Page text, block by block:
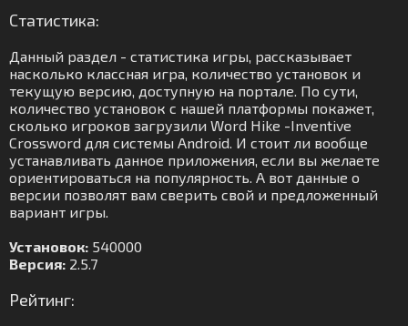
Статистика:
Данный раздел - статистика игры, рассказывает
насколько классная игра, количество установок и
текущую версию, доступную на портале. По сути,
количество установок с нашей платформы покажет,
сколько игроков загрузили Word Hike -Inventive
Crossword для системы Android. И стоит ли вообще
устанавливать данное приложения, если вы желаете
ориентироваться на популярность. А вот данные о
версии позволят вам сверить свой и предложенный
вариант игры.
Установок: 540000
Версия: 2.5.7
Рейтинг: